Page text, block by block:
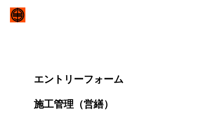
        エントリーフォーム